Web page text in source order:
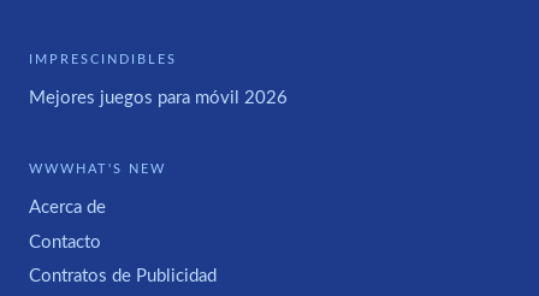
IMPRESCINDIBLES
Mejores juegos para móvil 2026
WWWHAT'S NEW
Acerca de
Contacto
Contratos de Publicidad